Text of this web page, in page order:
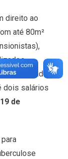
direito ao
até 80m²
propriedade
dois salários
19 de